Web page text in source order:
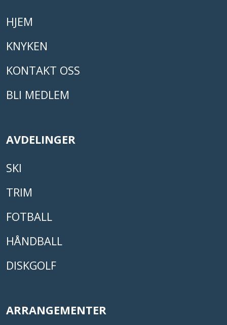
HJEM
KNYKEN
KONTAKT OSS
BLI MEDLEM
AVDELINGER
SKI
TRIM
FOTBALL
HÅNDBALL
DISKGOLF
ARRANGEMENTER